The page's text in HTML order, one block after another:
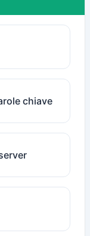
chiave